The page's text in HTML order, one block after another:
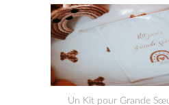
Un Kit pour Grande